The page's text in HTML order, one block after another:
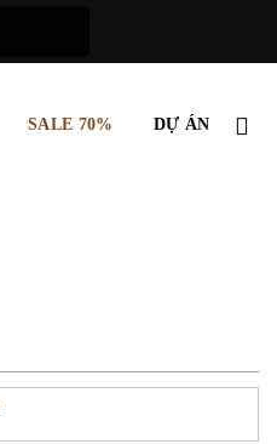
SALE 70% DỰ ÁN